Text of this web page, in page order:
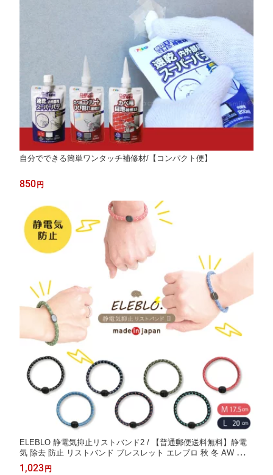
自分でできる簡単ワンタッチ補修材/【コンパクト便】
850 円
ELEBLO 静電気抑止リストバンド2 / 【普通郵便送料無料】静電
気 除去 防止 リストバンド ブレスレット エレブロ 秋 冬 AW 日本
製
1,023 円